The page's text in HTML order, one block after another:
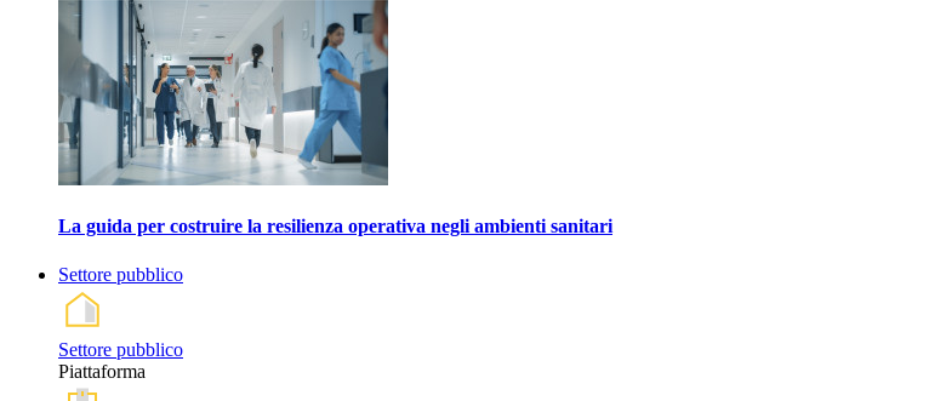
La guida per costruire la resilienza operativa negli ambienti sanitari
Settore pubblico
Settore pubblico
Piattaforma